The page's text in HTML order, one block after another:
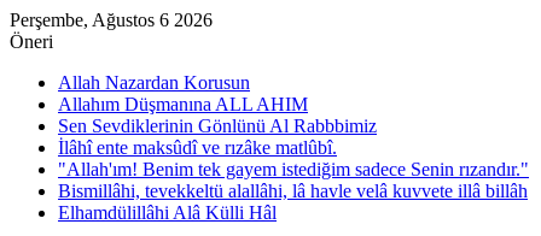
Perşembe, Ağustos 6 2026
Öneri
Allah Nazardan Korusun
Allahım Düşmanına ALL AHIM
Sen Sevdiklerinin Gönlünü Al Rabbbimiz
İlâhî ente maksûdî ve rızâke matlûbî.
"Allah'ım! Benim tek gayem istediğim sadece Senin rızandır."
Bismillâhi, tevekkeltü alallâhi, lâ havle velâ kuvvete illâ billâh
Elhamdülillâhi Alâ Külli Hâl